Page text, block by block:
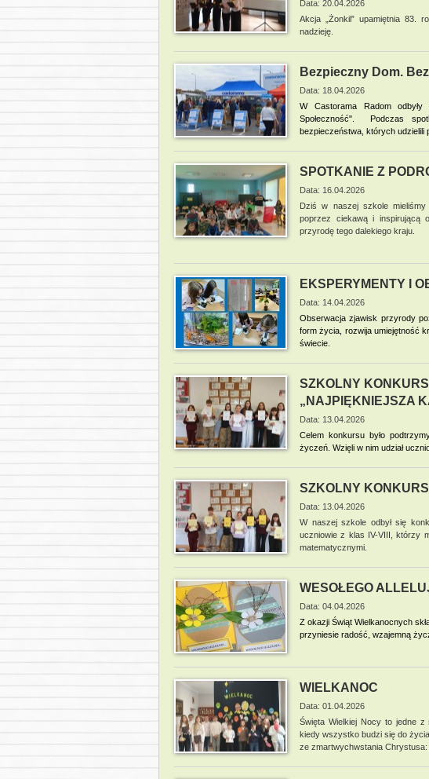
Data: 20.04.2026
Akcja „Żonkil” upamiętnia 83.
nadzieję.
Bezpieczny Dom.
Data: 18.04.2026
W Castorama Radom odbyły
Społeczność".  Podczas
bezpieczeństwa, których udzielili
SPOTKANIE Z
Data: 16.04.2026
Dziś w naszej szkole
poprzez ciekawą i inspirującą
przyrodę tego dalekiego kraju.
EKSPERYMENTY I
Data: 14.04.2026
Obserwacja zjawisk przyrody
form życia, rozwija umiejętność
świecie.
SZKOLNY KONKURS
„NAJPIĘKNIEJSZA
Data: 13.04.2026
Celem konkursu było
życzeń. Wzięli w nim udział
SZKOLNY
Data: 13.04.2026
W naszej szkole odbył się
uczniowie z klas IV-VIII, którzy
matematycznymi.
WESOŁEGO
Data: 04.04.2026
Z okazji Świąt Wielkanocnych
przyniesie radość, wzajemną
WIELKANOC
Data: 01.04.2026
Święta Wielkiej Nocy to jedne z
kiedy wszystko budzi się do
ze zmartwychwstania Chrystusa: